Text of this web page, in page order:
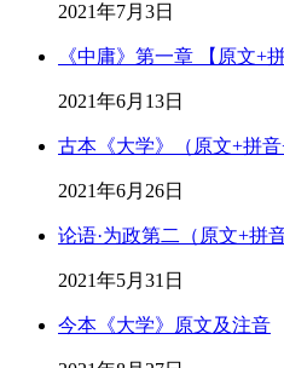
2021年7月3日
《中庸》第一章 【原文+
2021年6月13日
古本《大学》（原文+拼音
2021年6月26日
论语·为政第二（原文+拼
2021年5月31日
今本《大学》原文及注音